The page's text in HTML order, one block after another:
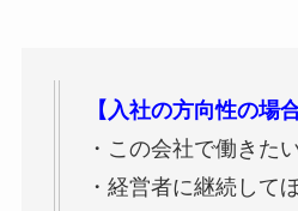
【入社の方向性の場合
・この会社で働きた
・経営者に継続して